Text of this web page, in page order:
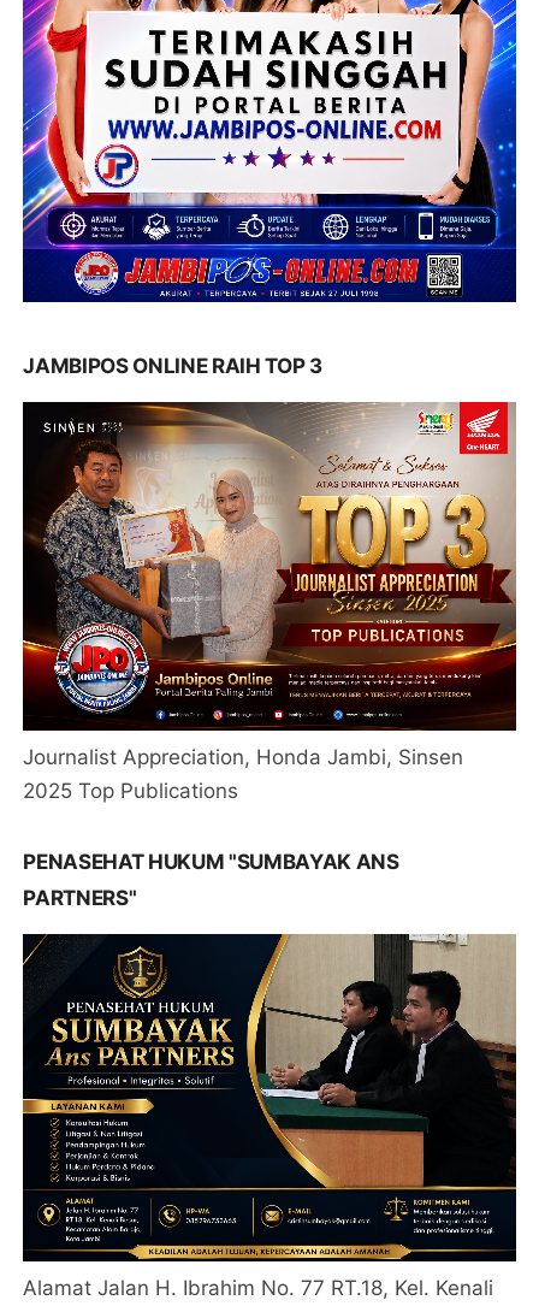
JAMBIPOS ONLINE RAIH TOP 3
Journalist Appreciation, Honda Jambi, Sinsen
2025 Top Publications
PENASEHAT HUKUM "SUMBAYAK ANS
PARTNERS"
Alamat Jalan H. Ibrahim No. 77 RT.18, Kel. Kenali